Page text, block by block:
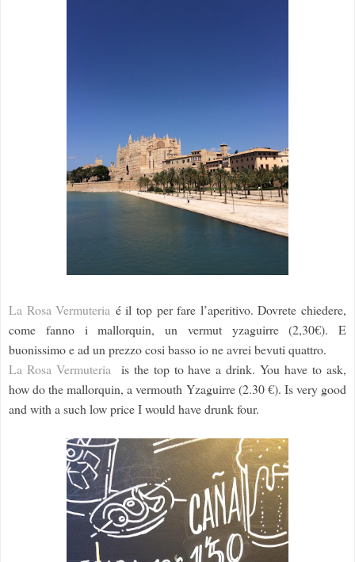
La Rosa Vermuteria é il top per fare l’aperitivo. Dovrete chiedere,
come fanno i mallorquin, un vermut yzaguirre (2,30€). E
buonissimo e ad un prezzo cosi basso io ne avrei bevuti quattro.
La Rosa Vermuteriais the top to have a drink. You have to ask,
how do the mallorquin, a vermouth Yzaguirre (2.30 €). Is very good
and with a such low price I would have drunk four.